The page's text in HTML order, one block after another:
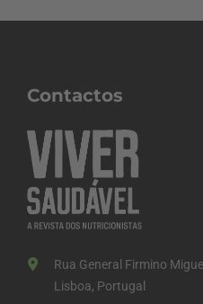
Contactos
Rua General Firmino
Lisboa, Portugal